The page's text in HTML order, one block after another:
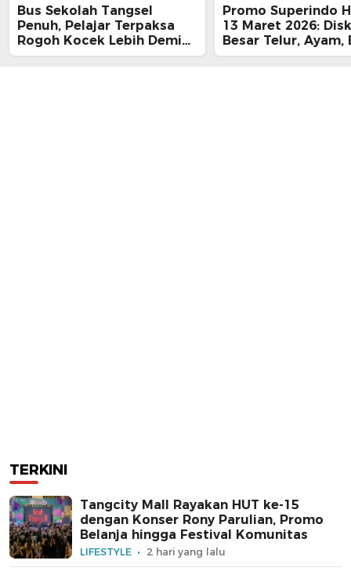
Bus Sekolah Tangsel
Penuh, Pelajar Terpaksa
Rogoh Kocek Lebih Demi
Tiba Tepat Waktu
Promo Superindo
13 Maret 2026:
Besar Telur, Ayam,
hingga Daging,
TERKINI
Tangcity Mall Rayakan HUT ke-15
dengan Konser Rony Parulian, Promo
Belanja hingga Festival Komunitas
LIFESTYLE 2 hari yang lalu